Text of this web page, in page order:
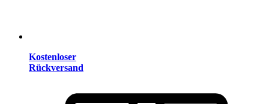
Kostenloser
Rückversand